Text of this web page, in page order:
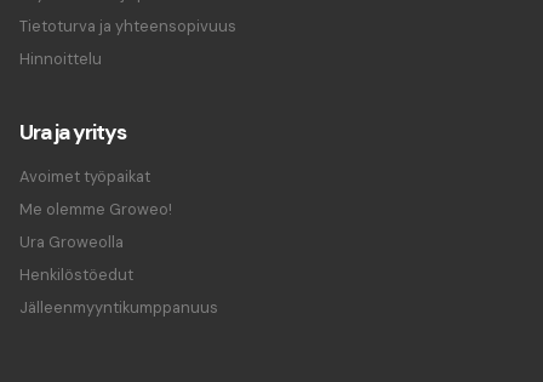
Tietoturva ja yhteensopivuus
Hinnoittelu
Ura ja yritys
Avoimet työpaikat
Me olemme Groweo!
Ura Groweolla
Henkilöstöedut
Jälleenmyyntikumppanuus